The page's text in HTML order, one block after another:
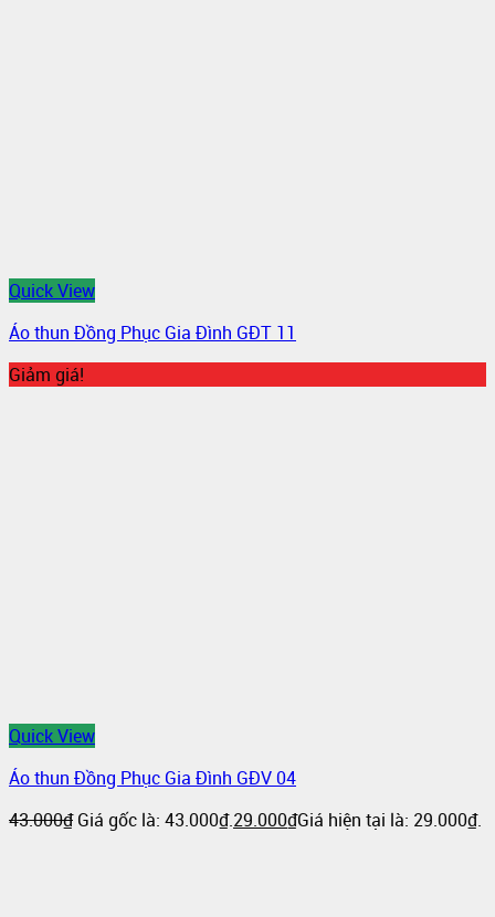
Quick View
Áo thun Đồng Phục Gia Đình GĐT 11
Giảm giá!
Quick View
Áo thun Đồng Phục Gia Đình GĐV 04
43.000₫ Giá gốc là: 43.000₫.29.000₫Giá hiện tại là: 29.000₫.